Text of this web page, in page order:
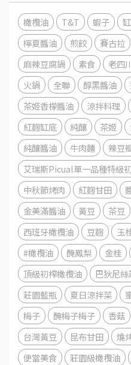
橄欖油 T&T 蝦子
檸夏醬油
煎餃 賽古拉
麻辣豆腐鍋
素食 老四
火鍋
全聯 醇黑醬油
茶姬香檬醬油
涼拌料理
紅麴缸底
純釀 茶姬
純釀醬油
牛肉麵
辣豆
艾瑞斯Picual單一品種特級
中秋節烤肉
紅麴甘田
金美滿醬油
黃豆 茶豆
西班牙橄欖油
豆麴 玉
#橄欖油
醃鳳梨 金桂
頂級初榨橄欖油
巴狄尼
莊園藍瓶
夏日涼拌菜
梅子
醃梅子梅子 香菇
台灣黃豆
昆布甘田 燒
便當美食
莊園級橄欖油